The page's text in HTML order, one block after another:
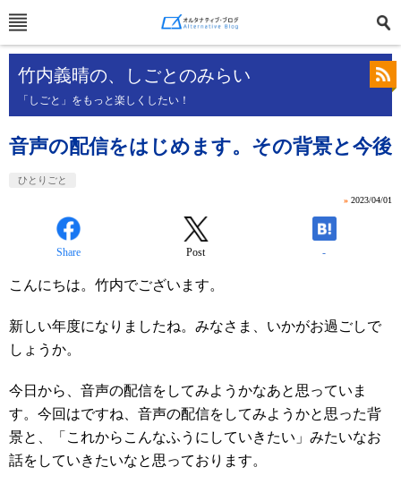
竹内義晴の、しごとのみらい
「しごと」をもっと楽しくしたい！
音声の配信をはじめます。その背景と今後
ひとりごと
» 2023/04/01
Share Post -
こんにちは。竹内でございます。
新しい年度になりましたね。みなさま、いかがお過ごしで
しょうか。
今日から、音声の配信をしてみようかなあと思っていま
す。今回はですね、音声の配信をしてみようかと思った背
景と、「これからこんなふうにしていきたい」みたいなお
話をしていきたいなと思っております。